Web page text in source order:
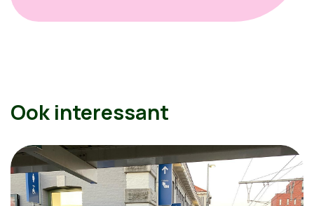
Ook interessant